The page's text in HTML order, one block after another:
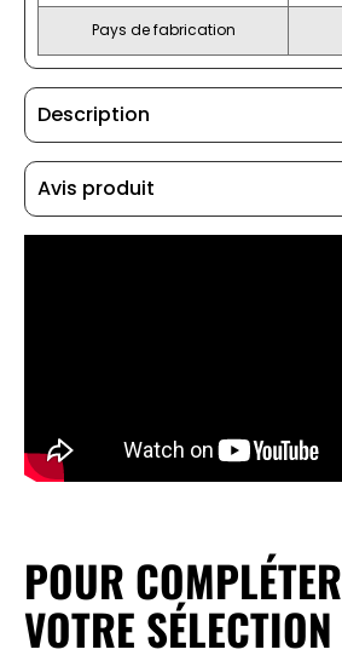
Pays de fabrication
Description
Avis produit
POUR COMPLÉTER
VOTRE SÉLECTION